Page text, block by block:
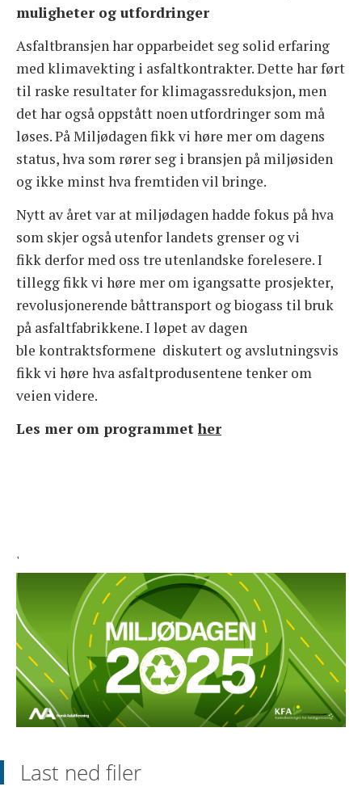
ASFALT – PRAKTISK TALT
FAGGRUPPER
BLI MEDLEM
OM FORENINGEN
muligheter og utfordringer
Asfaltbransjen har opparbeidet seg solid erfaring
med klimavekting i asfaltkontrakter. Dette har ført
til raske resultater for klimagassreduksjon, men
det har også oppstått noen utfordringer som må
løses. På Miljødagen fikk vi høre mer om dagens
status, hva som rører seg i bransjen på miljøsiden
og ikke minst hva fremtiden vil bringe.
Nytt av året var at miljødagen hadde fokus på hva
som skjer også utenfor landets grenser og vi
fikk derfor med oss tre utenlandske forelesere. I
tillegg fikk vi høre mer om igangsatte prosjekter,
revolusjonerende båttransport og biogass til bruk
på asfaltfabrikkene. I løpet av dagen
ble kontraktsformene diskutert og avslutningsvis
fikk vi høre hva asfaltprodusentene tenker om
veien videre.
Les mer om programmether
'
Last ned filer